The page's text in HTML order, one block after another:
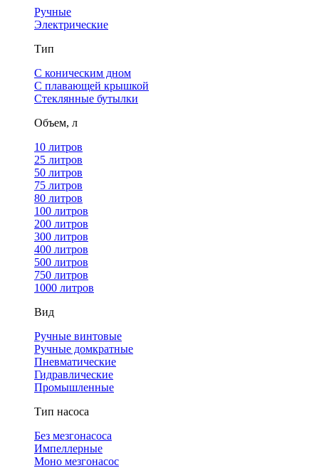
Ручные
Электрические
Тип
С коническим дном
С плавающей крышкой
Стеклянные бутылки
Объем, л
10 литров
25 литров
50 литров
75 литров
80 литров
100 литров
200 литров
300 литров
400 литров
500 литров
750 литров
1000 литров
Вид
Ручные винтовые
Ручные домкратные
Пневматические
Гидравлические
Промышленные
Тип насоса
Без мезгонасоса
Импеллерные
Моно мезгонасос